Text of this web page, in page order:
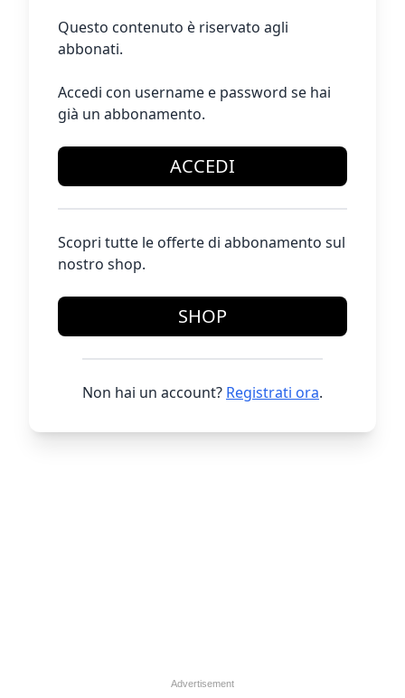
Questo contenuto è riservato agli
abbonati.
Accedi con username e password se hai
già un abbonamento.
ACCEDI
Scopri tutte le offerte di abbonamento sul
nostro shop.
SHOP
Non hai un account? Registrati ora.